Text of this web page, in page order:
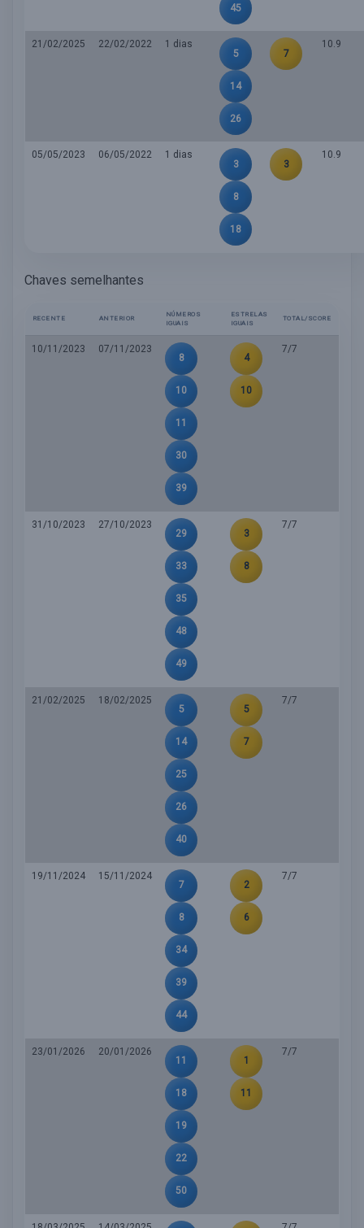
45
21/02/2025 22/02/2022
1 dias
5
14
26
7
10.9
05/05/2023 06/05/2022
1 dias
3
8
18
3
10.9
Chaves semelhantes
RECENTE ANTERIOR
NÚMEROS
IGUAIS
ESTRELAS
IGUAIS
TOTAL/SCORE
10/11/2023
07/11/2023
8
10
11
30
39
4
10
7/7
31/10/2023
27/10/2023
29
33
35
48
49
3
8
7/7
21/02/2025
18/02/2025
5
14
25
26
40
5
7
7/7
19/11/2024
15/11/2024
7
8
34
39
44
2
6
7/7
23/01/2026
20/01/2026
11
18
19
22
50
1
11
7/7